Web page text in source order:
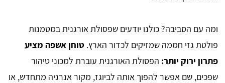
ומה עם הסביבה? כולנו יודעים שפסולת אורגנית במטמנות
פולטת גזי חממה שמזיקים לכדור הארץ. טוחן אשפה מציע
פתרון ירוק יותר: הפסולת האורגנית עוברת למכוני טיהור
שפכים, שם אפשר להפוך אותה לביוגז, מקור אנרגיה מתחדש, או